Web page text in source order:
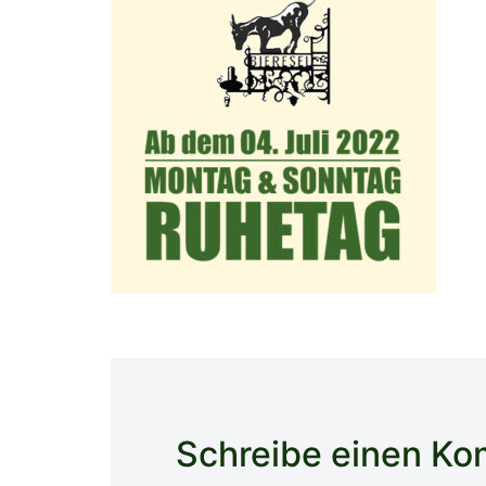
Schreibe einen